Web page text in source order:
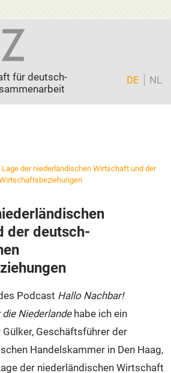
für deutsch-
DE NL
BDNZ
Freunde
Partner
Veranstaltungen
Lage der niederländischen Wirtschaft und der
der deutsch-
Podcast Hallo Nachbar!
Niederlande habe ich ein
Geschäftsführer der
Handelskammer in Den Haag,
der niederländischen Wirtschaft